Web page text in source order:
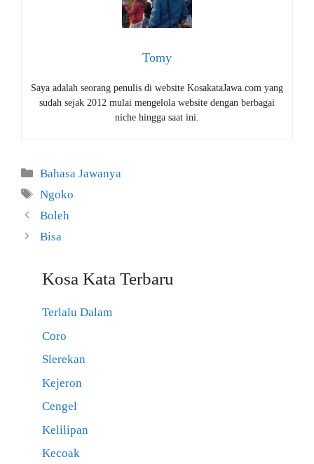
Tomy
Saya adalah seorang penulis di website KosakataJawa.com yang
sudah sejak 2012 mulai mengelola website dengan berbagai
niche hingga saat ini.
Kategori
Bahasa Jawanya
Tag
Ngoko
Boleh
Bisa
Kosa Kata Terbaru
Terlalu Dalam
Coro
Slerekan
Kejeron
Cengel
Kelilipan
Kecoak